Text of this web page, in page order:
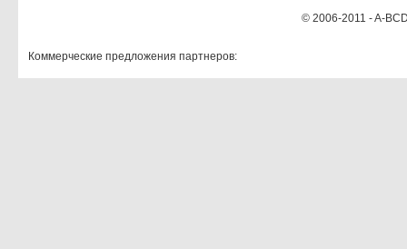
© 2006-2011 - A-
Коммерческие предложения партнеров: